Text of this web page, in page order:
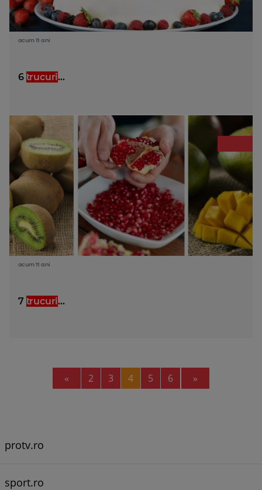
acum 11 ani
6 trucuri...
acum 11 ani
7 trucuri...
« Previous
2 3 4 5 6 »
protv.ro
sport.ro